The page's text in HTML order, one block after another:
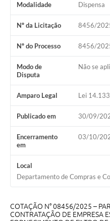
Notícias
Projetos
Links
SIC
Modalidade Dispensa
Nº da Licitação 8456/
Nº do Processo 8456/
Modo de
Disputa
Não se
Amparo Legal Lei
Publicado em 30/09/
Encerramento
em
03/10/
Local
Departamento de Compras e
COTAÇÃO N° 08456/2025 –
CONTRATAÇÃO DE EMPRESA